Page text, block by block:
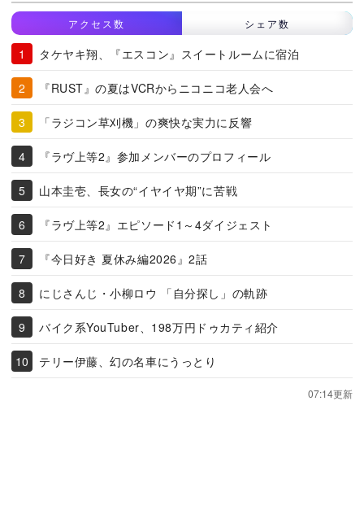
アクセス数 シェア数
タケヤキ翔、『エスコン』スイートルームに宿泊
『RUST』の夏はVCRからニコニコ老人会へ
「ラジコン草刈機」の爽快な実力に反響
『ラヴ上等2』参加メンバーのプロフィール
山本圭壱、長女の“イヤイヤ期”に苦戦
『ラヴ上等2』エピソード1～4ダイジェスト
『今日好き 夏休み編2026』2話
にじさんじ・小柳ロウ 「自分探し」の軌跡
バイク系YouTuber、198万円ドゥカティ紹介
テリー伊藤、幻の名車にうっとり
07:14更新